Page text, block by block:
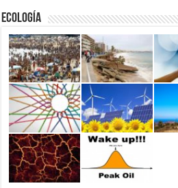
Ecología